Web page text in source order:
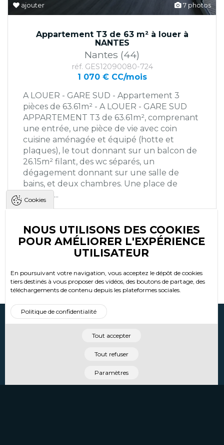
7 photos
ajouter
Appartement T3 de 63 m² à louer à
NANTES
Nantes (44)
réf. GES12090080-724
1 070 € CC/mois
A LOUER - GARE SUD - Appartement 3
pièces de 63.61m² - A LOUER - GARE SUD
APPARTEMENT T3 de 63.61m², comprenant
une entrée, une pièce de vie avec coin
cuisine aménagée et équipé (hotte et
plaques), le tout donnant sur un balcon de
26.15m² filant, des wc séparés, un
dégagement donnant sur une salle de
bains, et deux chambres. Une place de
parking...
RETROUVEZ-NOUS PRÈS DE CHEZ VOUS
INSCRIVEZ-VOUS À NOTRE NEWSLETTER
Adresse e-mail*
Cookies
NOUS UTILISONS DES COOKIES
POUR AMÉLIORER L'EXPÉRIENCE
UTILISATEUR
En poursuivant votre navigation, vous acceptez le dépôt de cookies
tiers destinés à vous proposer des vidéos, des boutons de partage, des
téléchargements de contenu depuis les plateformes sociales.
Politique de confidentialité
Tout accepter
Tout refuser
Paramètres